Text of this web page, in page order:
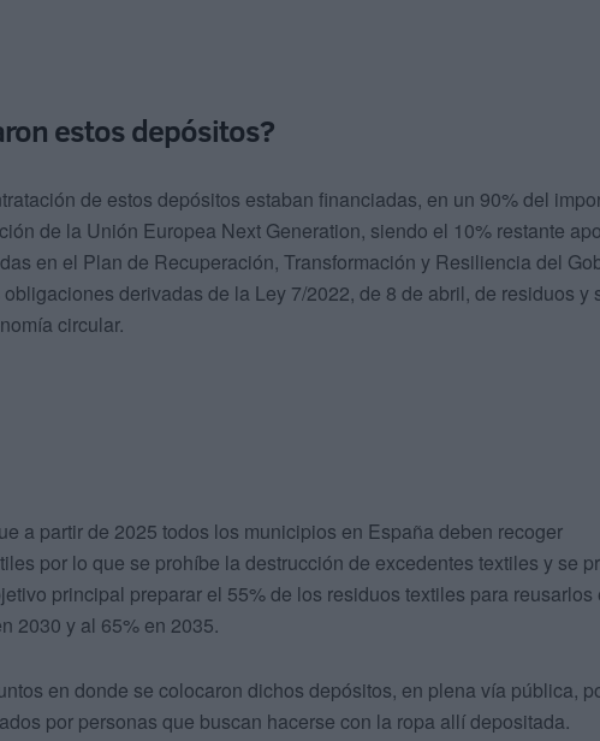
estos depósitos?
de estos depósitos estaban financiadas, en un 90% del
de la Unión Europea Next Generation, siendo el 10% restante
en el Plan de Recuperación, Transformación y Resiliencia del
derivadas de la Ley 7/2022, de 8 de abril, de residuos y
circular.
a partir de 2025 todos los municipios en España deben recoger
por lo que se prohíbe la destrucción de excedentes textiles y se
principal preparar el 55% de los residuos textiles para reusarlos
2030 y al 65% en 2035.
en donde se colocaron dichos depósitos, en plena vía pública,
por personas que buscan hacerse con la ropa allí depositada.